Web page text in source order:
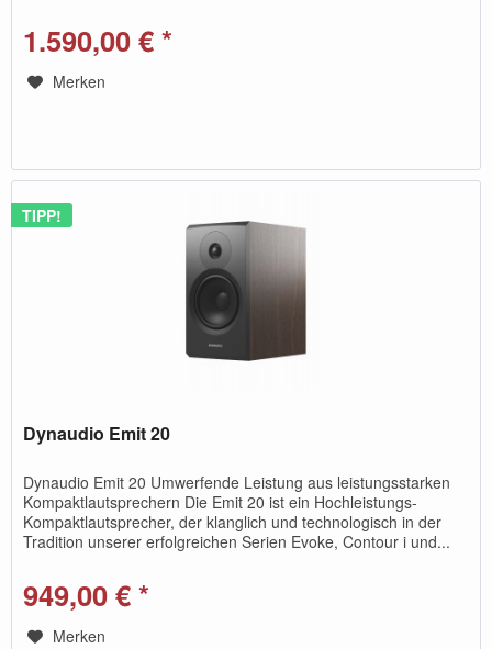
1.590,00 € *
Merken
TIPP!
Dynaudio Emit 20
Dynaudio Emit 20 Umwerfende Leistung aus leistungsstarken
Kompaktlautsprechern Die Emit 20 ist ein Hochleistungs-
Kompaktlautsprecher, der klanglich und technologisch in der
Tradition unserer erfolgreichen Serien Evoke, Contour i und...
949,00 € *
Merken